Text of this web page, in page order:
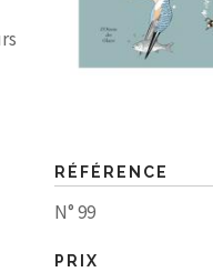
RÉFÉRENCE
N° 99
PRIX